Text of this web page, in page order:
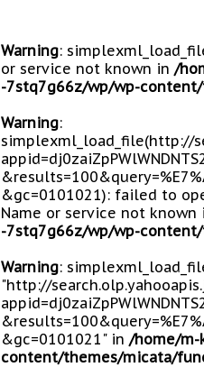
Warning:
or service not known in /
-7stq7g66z/wp/wp-
Warning:
simplexml_load_file(http://
&gc=0101021): failed to
Name or service not known
-7stq7g66z/wp/wp-
Warning:
"http://
&gc=0101021" in /home/
content/themes/micata/